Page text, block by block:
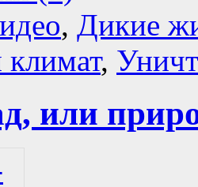
, Дикие
,
или